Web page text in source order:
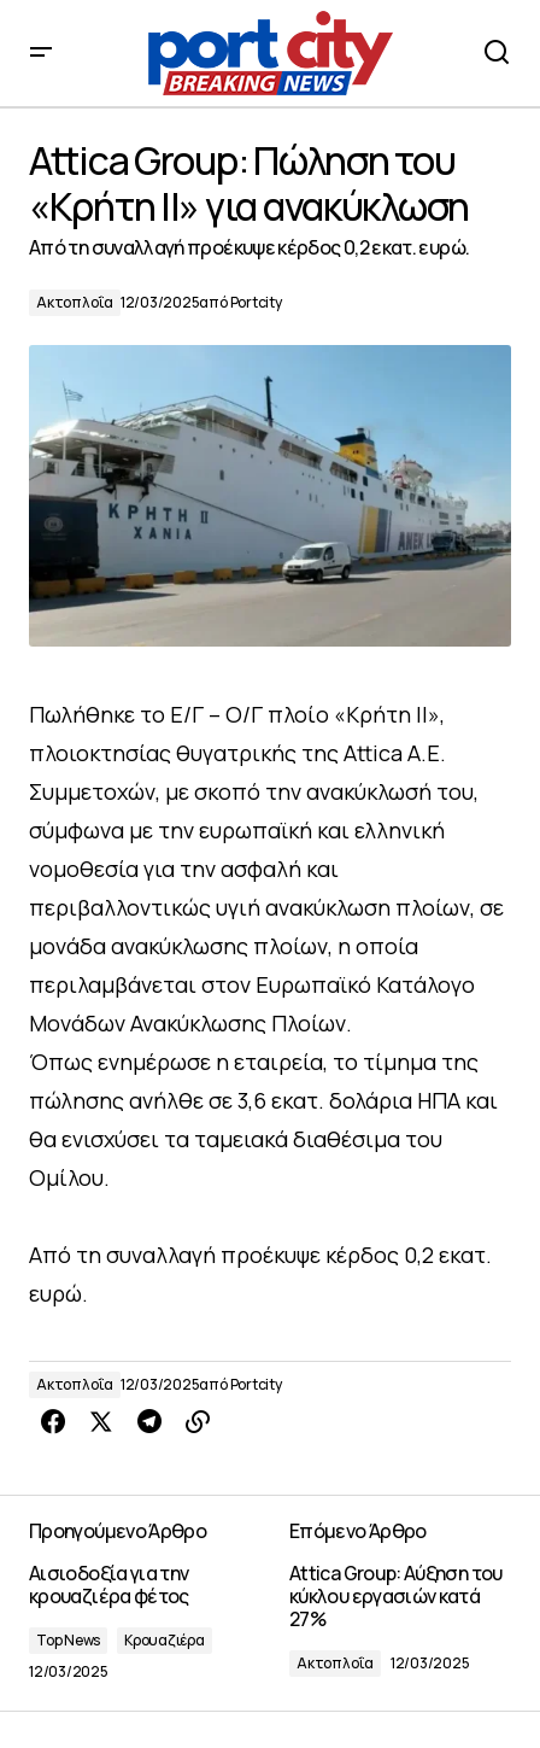
Attica Group: Πώληση του
«Κρήτη ΙΙ» για ανακύκλωση
Από τη συναλλαγή προέκυψε κέρδος 0,2 εκατ. ευρώ.
Ακτοπλοΐα 12/03/2025απόPortcity
Πωλήθηκε τo Ε/Γ – Ο/Γ πλοίo «Κρήτη ΙΙ»,
πλοιοκτησίας θυγατρικής της Attica Α.Ε.
Συμμετοχών, με σκοπό την ανακύκλωσή του,
σύμφωνα με την ευρωπαϊκή και ελληνική
νομοθεσία για την ασφαλή και
περιβαλλοντικώς υγιή ανακύκλωση πλοίων, σε
μονάδα ανακύκλωσης πλοίων, η οποία
περιλαμβάνεται στον Ευρωπαϊκό Κατάλογο
Μονάδων Ανακύκλωσης Πλοίων.
Όπως ενημέρωσε η εταιρεία, το τίμημα της
πώλησης ανήλθε σε 3,6 εκατ. δολάρια ΗΠΑ και
θα ενισχύσει τα ταμειακά διαθέσιμα του
Ομίλου.
Από τη συναλλαγή προέκυψε κέρδος 0,2 εκατ.
ευρώ.
Ακτοπλοΐα 12/03/2025απόPortcity
Προηγούμενο Άρθρο
Αισιοδοξία για την
κρουαζιέρα φέτος
Top News
Κρουαζιέρα
12/03/2025
Επόμενο Άρθρο
Attica Group: Αύξηση του
κύκλου εργασιών κατά
27%
Ακτοπλοΐα 12/03/2025